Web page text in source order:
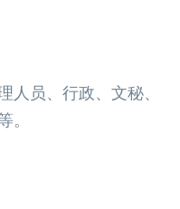
人员、行政、文秘、
。